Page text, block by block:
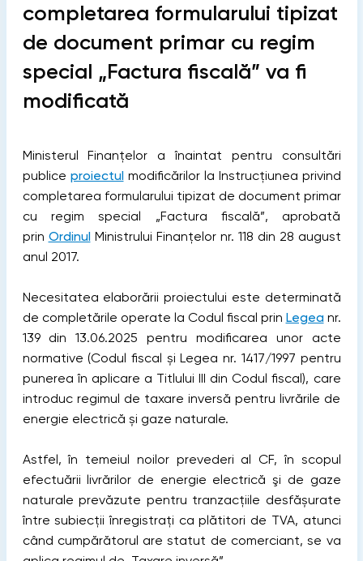
completarea formularului tipizat
de document primar cu regim
special „Factura fiscală” va fi
modificată
Ministerul Finanțelor a înaintat pentru consultări
publice proiectulmodificărilor la Instrucțiunea privind
completarea formularului tipizat de document primar
cu regim special „Factura fiscală”, aprobată
prin OrdinulMinistrului Finanțelor nr. 118 din 28 august
anul 2017.
Necesitatea elaborării proiectului este determinată
de completările operate la Codul fiscal prin Legeanr.
139 din 13.06.2025 pentru modificarea unor acte
normative (Codul fiscal și Legea nr. 1417/1997 pentru
punerea în aplicare a Titlului III din Codul fiscal), care
introduc regimul de taxare inversă pentru livrările de
energie electrică și gaze naturale.
Astfel, în temeiul noilor prevederi al CF, în scopul
efectuării livrărilor de energie electrică şi de gaze
naturale prevăzute pentru tranzacțiile desfășurate
între subiecții înregistrați ca plătitori de TVA, atunci
când cumpărătorul are statut de comerciant, se va